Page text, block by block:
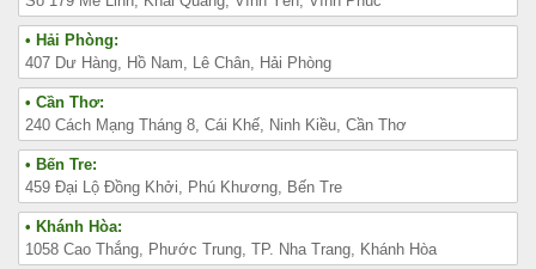
• Hải Phòng:
407 Dư Hàng, Hồ Nam, Lê Chân, Hải Phòng
• Cần Thơ:
240 Cách Mạng Tháng 8, Cái Khế, Ninh Kiều, Cần Thơ
• Bến Tre:
459 Đại Lộ Đồng Khởi, Phú Khương, Bến Tre
• Khánh Hòa:
1058 Cao Thắng, Phước Trung, TP. Nha Trang, Khánh Hòa